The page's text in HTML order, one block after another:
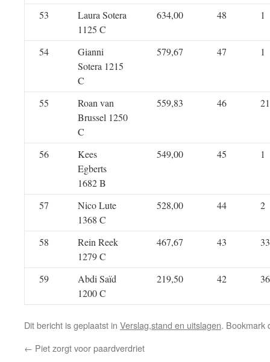
53
Laura Sotera
1125 C
634,00 48 1
54
Gianni
Sotera 1215
C
579,67 47 1
55
Roan van
Brussel 1250
C
559,83 46 21
56
Kees
Egberts
1682 B
549,00 45 1
57
Nico Lute
1368 C
528,00 44 2
58
Rein Reek
1279 C
467,67 43 33
59
Abdi Saïd
1200 C
219,50 42 36
Dit bericht is geplaatst in Verslag,stand en uitslagen. Bookmark
← Piet zorgt voor paardverdriet